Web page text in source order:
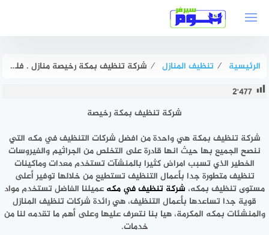
الرئيسية ⁄ تنظيف المنازل ⁄ شركة تنظيف بمكة رخيصة منازل . فلل . شقق بخصم 50% هوم سيرفر
2٬477
شركة تنظيف بمكة رخيصة
شركة تنظيف بمكة هي واحدة من افضل شركات التنظيف في مكه التي
ننصح الجميع بها حيث انها قادرة على التخلص من الجراثيم والفيروسات
الخطير الذي تسبب امراض كثيرا بالمنشآت تستخدم معدات وماكينات
تنظيف متطورة جدا بأعمال التنظيف تستطيع من خلالها توفير أعلى
مستوى تنظيف بمكه، شركة تنظيف في مكه عميلنا الفاضل تستخدم مواد
قوية جدا تساعدها بأعمال التنظيف، هي رائدة شركات تنظيف المنازل
والمنشئات بمكه المكرمة، هيا بنا نتعرف عليها وعلى أهم ما تقدمه لنا من
خدمات.